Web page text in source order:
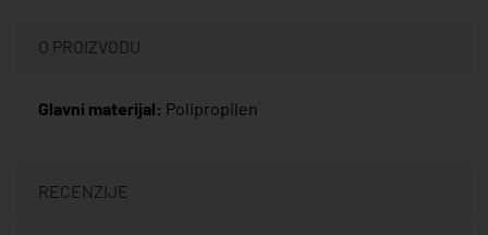
O PROIZVODU
Glavni materijal: Polipropilen
RECENZIJE